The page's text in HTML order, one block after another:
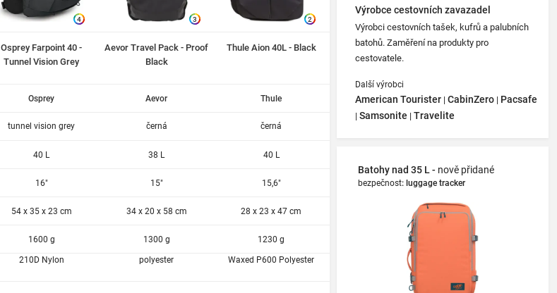
4
Osprey Farpoint 40 -
Tunnel Vision Grey
Osprey
tunnel vision grey
40 L
16"
54 x 35 x 23 cm
1600 g
210D Nylon
3
Aevor Travel Pack - Proof
Black
Aevor
černá
38 L
15"
34 x 20 x 58 cm
1300 g
polyester
2
Thule Aion 40L - Black
Thule
černá
40 L
15,6"
28 x 23 x 47 cm
1230 g
Waxed P600 Polyester
Výrobce cestovních zavazadel
Výrobci cestovních tašek, kufrů a palubních
batohů. Zaměření na produkty pro
cestovatele.
Další výrobci
American Tourister | CabinZero | Pacsafe
| Samsonite | Travelite
Batohy nad 35 L - nově přidané
bezpečnost: luggage tracker